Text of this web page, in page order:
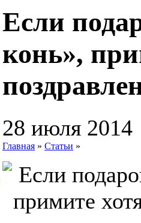
Если
конь»,
28 июля 2014
Главная » Статьи »